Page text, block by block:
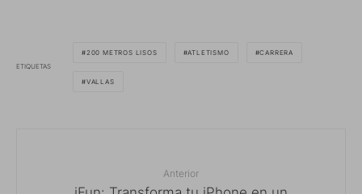
ETIQUETAS
200 METROS LISOS ATLETISMO CARRERA
VALLAS
Anterior